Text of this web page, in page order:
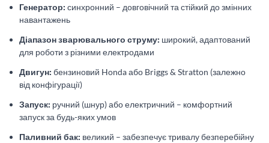
Генератор: синхронний – довговічний та стійкий до змінних
навантажень
Діапазон зварювального струму: широкий, адаптований
для роботи з різними електродами
Двигун: бензиновий Honda або Briggs & Stratton (залежно
від конфігурації)
Запуск: ручний (шнур) або електричний – комфортний
запуск за будь-яких умов
Паливний бак: великий – забезпечує тривалу безперебійну